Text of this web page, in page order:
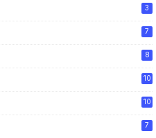
3
7
8
10
10
7